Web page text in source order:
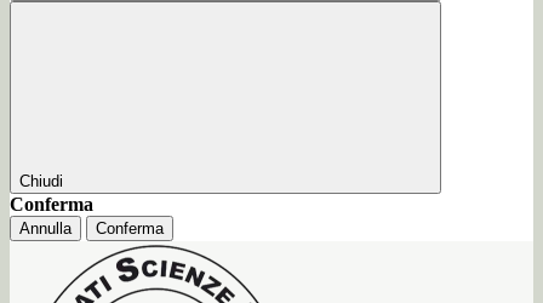
Chiudi
Conferma
Annulla Conferma